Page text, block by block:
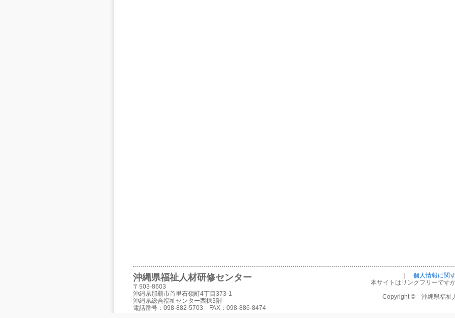
沖縄県福祉人材研修センター
〒903-8603
沖縄県那覇市首里石嶺町4丁目373-1
沖縄県総合福祉センター西棟3階
電話番号：098-882-5703 FAX：098-886-8474
個人情報に関
本サイトはリンクフリーです
Copyright © 沖縄県福祉